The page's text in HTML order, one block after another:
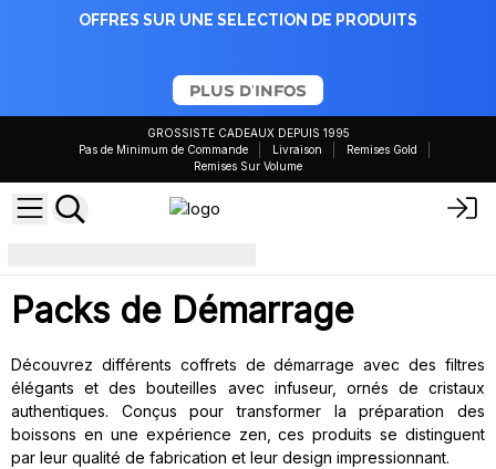
OFFRES SUR UNE SELECTION DE PRODUITS
PLUS D'INFOS
GROSSISTE CADEAUX DEPUIS 1995
Pas de Minimum de Commande
Livraison
Remises Gold
Remises Sur Volume
Packs de Démarrage
Découvrez différents coffrets de démarrage avec des filtres
élégants et des bouteilles avec infuseur, ornés de cristaux
authentiques. Conçus pour transformer la préparation des
boissons en une expérience zen, ces produits se distinguent
par leur qualité de fabrication et leur design impressionnant.